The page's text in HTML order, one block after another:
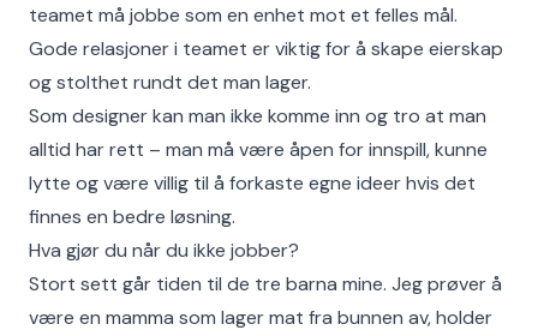
teamet må jobbe som en enhet mot et felles mål.
Gode relasjoner i teamet er viktig for å skape eierskap
og stolthet rundt det man lager.
Som designer kan man ikke komme inn og tro at man
alltid har rett – man må være åpen for innspill, kunne
lytte og være villig til å forkaste egne ideer hvis det
finnes en bedre løsning.
Hva gjør du når du ikke jobber?
Stort sett går tiden til de tre barna mine. Jeg prøver å
være en mamma som lager mat fra bunnen av, holder